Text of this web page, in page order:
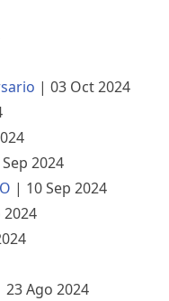
| 03 Oct 2024
2024
| 10 Sep 2024
2024
23 Ago 2024